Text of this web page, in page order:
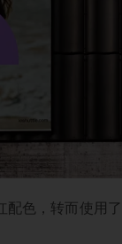
配色，转而使用了